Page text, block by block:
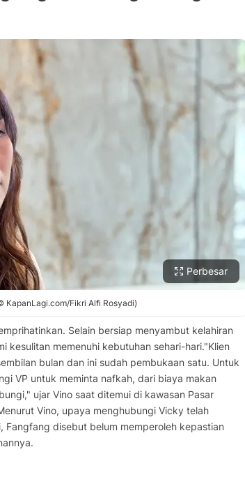
Perbesar
KapanLagi.com/Fikri Alfi Rosyadi)
Selain bersiap menyambut kelahiran
kesulitan memenuhi kebutuhan sehari-hari."Klien
bulan dan ini sudah pembukaan satu. Untuk
VP untuk meminta nafkah, dari biaya makan
ujar Vino saat ditemui di kawasan Pasar
Vino, upaya menghubungi Vicky telah
disebut belum memperoleh kepastian